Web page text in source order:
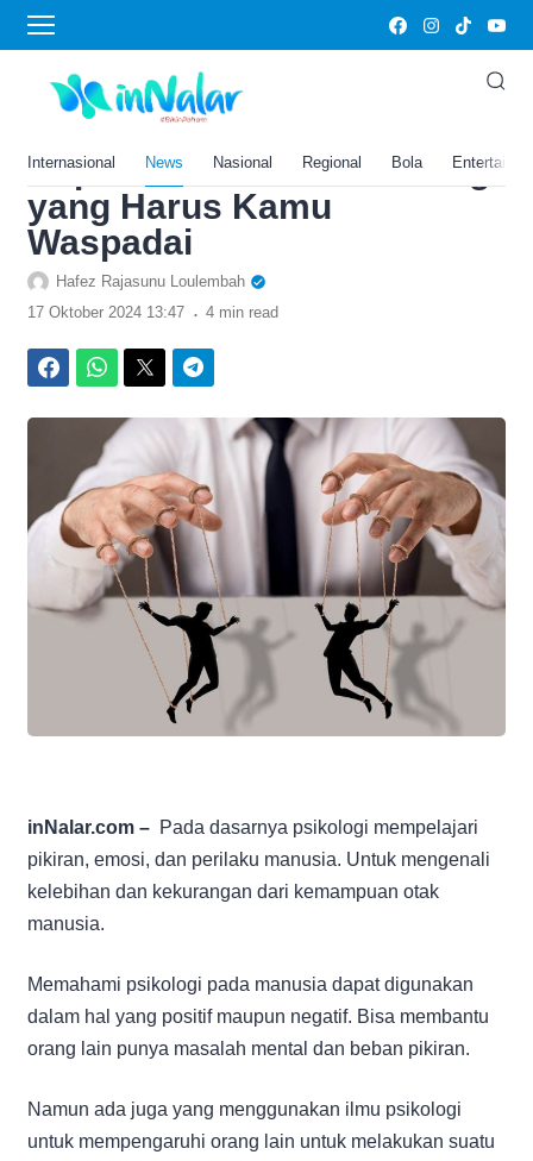
Internasional News Nasional Regional Bola
Home›Gaya Hidup
Merasa Dikendalikan Orang
Lain hingga Membuat
Depresi? Ini 6 Trik Psikologi
yang Harus Kamu
Waspadai
Hafez Rajasunu Loulembah
17 Oktober 2024 13:47 . 4 min read
inNalar.com – Pada dasarnya psikologi mempelajari
pikiran, emosi, dan perilaku manusia. Untuk mengenali
kelebihan dan kekurangan dari kemampuan otak
manusia.
Memahami psikologi pada manusia dapat digunakan
dalam hal yang positif maupun negatif. Bisa membantu
orang lain punya masalah mental dan beban pikiran.
Namun ada juga yang menggunakan ilmu psikologi
untuk mempengaruhi orang lain untuk melakukan suatu